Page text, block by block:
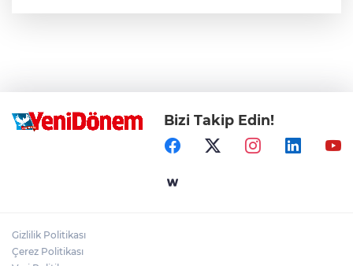
Bizi Takip Edin!
Gizlilik Politikası
Çerez Politikası